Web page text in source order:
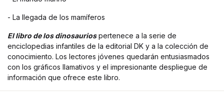
- La llegada de los mamíferos
El libro de los dinosauriospertenece a la serie de
enciclopedias infantiles de la editorial DK y a la colección de
conocimiento. Los lectores jóvenes quedarán entusiasmados
con los gráficos llamativos y el impresionante despliegue de
información que ofrece este libro.